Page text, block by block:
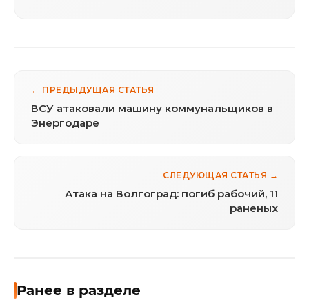
← ПРЕДЫДУЩАЯ СТАТЬЯ
ВСУ атаковали машину коммунальщиков в
Энергодаре
СЛЕДУЮЩАЯ СТАТЬЯ →
Атака на Волгоград: погиб рабочий, 11
раненых
Ранее в разделе